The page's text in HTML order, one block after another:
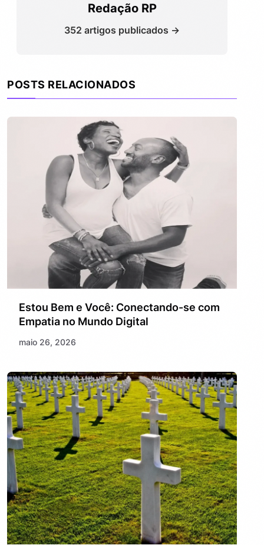
Redação RP
352 artigos publicados →
POSTS RELACIONADOS
Estou Bem e Você: Conectando-se com
Empatia no Mundo Digital
maio 26, 2026